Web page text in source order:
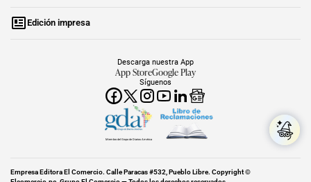
Edición impresa
Síguenos
Descarga nuestra App
App StoreGoogle Play
Miembro del Grupo de Diarios América
Empresa Editora El Comercio. Calle Paracas #532, Pueblo Libre. Copyright ©